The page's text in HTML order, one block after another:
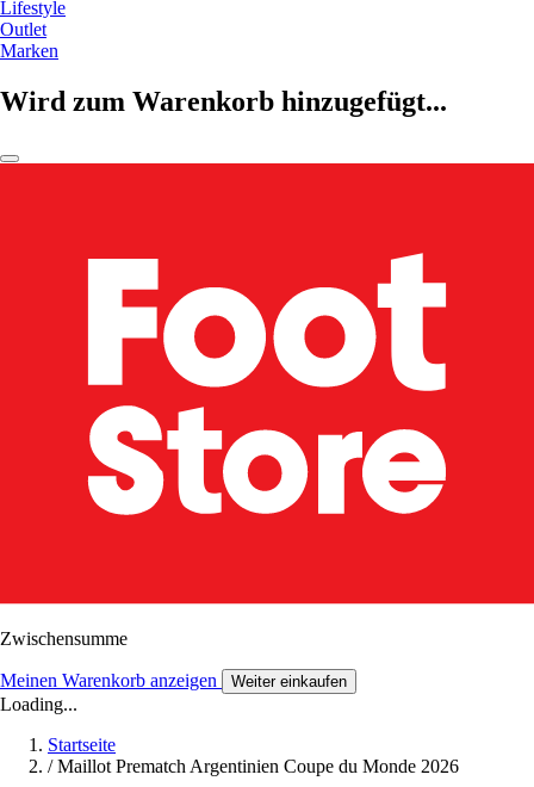
Lifestyle
Outlet
Marken
Wird zum Warenkorb hinzugefügt...
Zwischensumme
Meinen Warenkorb anzeigen Weiter einkaufen
Loading...
Startseite
/ Maillot Prematch Argentinien Coupe du Monde 2026